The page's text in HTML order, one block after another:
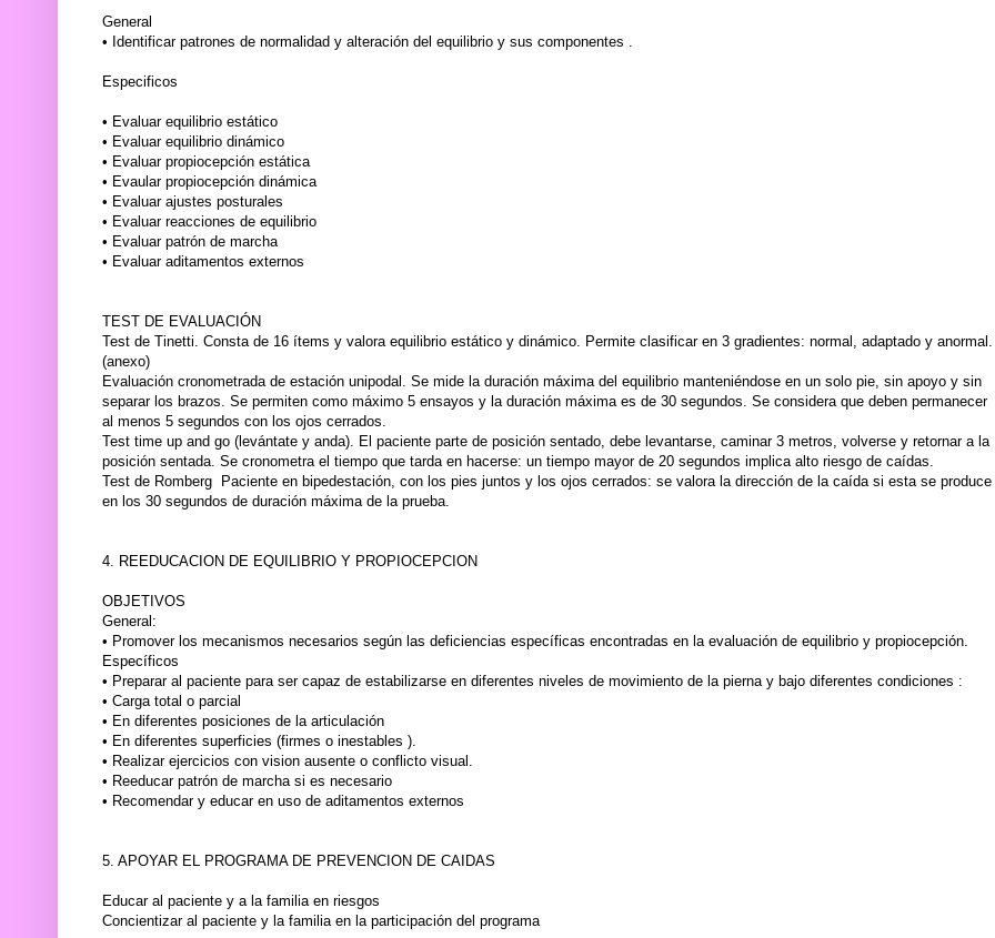
General
• Identificar patrones de normalidad y alteración del equilibrio y sus componentes .
Especificos
• Evaluar equilibrio estático
• Evaluar equilibrio dinámico
• Evaluar propiocepción estática
• Evaular propiocepción dinámica
• Evaluar ajustes posturales
• Evaluar reacciones de equilibrio
• Evaluar patrón de marcha
• Evaluar aditamentos externos
TEST DE EVALUACIÓN
Test de Tinetti. Consta de 16 ítems y valora equilibrio estático y dinámico. Permite clasificar en 3 gradientes: normal, adaptado y anormal.
(anexo)
Evaluación cronometrada de estación unipodal. Se mide la duración máxima del equilibrio manteniéndose en un solo pie, sin apoyo y sin
separar los brazos. Se permiten como máximo 5 ensayos y la duración máxima es de 30 segundos. Se considera que deben permanecer
al menos 5 segundos con los ojos cerrados.
Test time up and go (levántate y anda). El paciente parte de posición sentado, debe levantarse, caminar 3 metros, volverse y retornar a la
posición sentada. Se cronometra el tiempo que tarda en hacerse: un tiempo mayor de 20 segundos implica alto riesgo de caídas.
Test de Romberg Paciente en bipedestación, con los pies juntos y los ojos cerrados: se valora la dirección de la caída si esta se produce
en los 30 segundos de duración máxima de la prueba.
4. REEDUCACION DE EQUILIBRIO Y PROPIOCEPCION
OBJETIVOS
General:
• Promover los mecanismos necesarios según las deficiencias específicas encontradas en la evaluación de equilibrio y propiocepción.
Específicos
• Preparar al paciente para ser capaz de estabilizarse en diferentes niveles de movimiento de la pierna y bajo diferentes condiciones :
• Carga total o parcial
• En diferentes posiciones de la articulación
• En diferentes superficies (firmes o inestables ).
• Realizar ejercicios con vision ausente o conflicto visual.
• Reeducar patrón de marcha si es necesario
• Recomendar y educar en uso de aditamentos externos
5. APOYAR EL PROGRAMA DE PREVENCION DE CAIDAS
Educar al paciente y a la familia en riesgos
Concientizar al paciente y la familia en la participación del programa